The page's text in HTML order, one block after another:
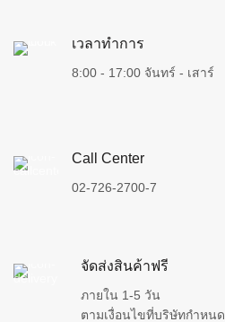
เวลาทำการ
8:00 - 17:00 จันทร์ - เสาร์
Call Center
02-726-2700-7
จัดส่งสินค้าฟรี
ภายใน 1-5 วัน
ตามเงื่อนไขที่บริษัทกำหนด